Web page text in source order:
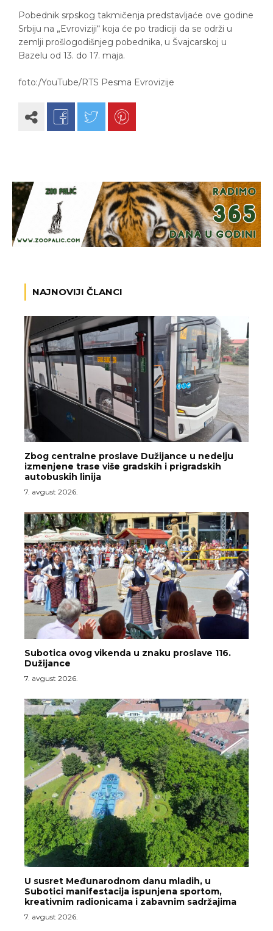
Pobednik srpskog takmičenja predstavljaće ove godine
Srbiju na „Evroviziji“ koja će po tradiciji da se održi u
zemlji prošlogodišnjeg pobednika, u Švajcarskoj u
Bazelu od 13. do 17. maja.
foto:/YouTube/RTS Pesma Evrovizije
NAJNOVIJI ČLANCI
Zbog centralne proslave Dužijance u nedelju
izmenjene trase više gradskih i prigradskih
autobuskih linija
7. avgust 2026.
Subotica ovog vikenda u znaku proslave 116.
Dužijance
7. avgust 2026.
U susret Međunarodnom danu mladih, u
Subotici manifestacija ispunjena sportom,
kreativnim radionicama i zabavnim sadržajima
7. avgust 2026.